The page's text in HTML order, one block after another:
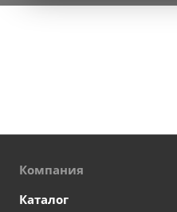
Компания
Каталог